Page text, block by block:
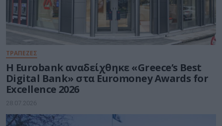
ΤΡΑΠΕΖΕΣ
Η Eurobank αναδείχθηκε «Greece’s Best
Digital Bank» στα Euromoney Awards for
Excellence 2026
28.07.2026